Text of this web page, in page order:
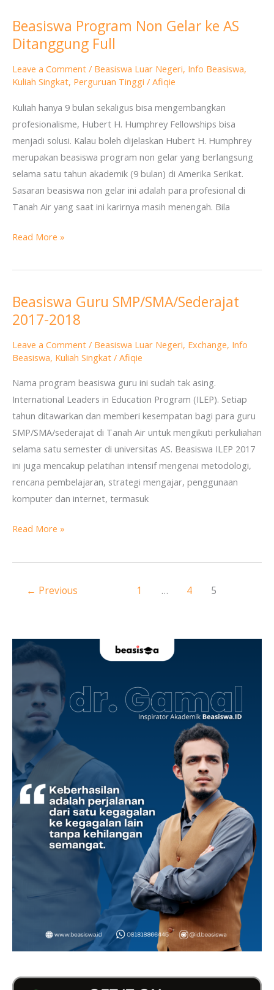
Beasiswa Program Non Gelar ke AS
Ditanggung Full
Leave a Comment / Beasiswa Luar Negeri, Info Beasiswa,
Kuliah Singkat, Perguruan Tinggi / Afiqie
Kuliah hanya 9 bulan sekaligus bisa mengembangkan
profesionalisme, Hubert H. Humphrey Fellowships bisa
menjadi solusi. Kalau boleh dijelaskan Hubert H. Humphrey
merupakan beasiswa program non gelar yang berlangsung
selama satu tahun akademik (9 bulan) di Amerika Serikat.
Sasaran beasiswa non gelar ini adalah para profesional di
Tanah Air yang saat ini karirnya masih menengah. Bila
Beasiswa
Program
Gelar
AS
Ditanggung
Full
Read More »
Beasiswa Guru SMP/SMA/Sederajat
2017-2018
Leave a Comment / Beasiswa Luar Negeri, Exchange, Info
Beasiswa, Kuliah Singkat / Afiqie
Nama program beasiswa guru ini sudah tak asing.
International Leaders in Education Program (ILEP). Setiap
tahun ditawarkan dan memberi kesempatan bagi para guru
SMP/SMA/sederajat di Tanah Air untuk mengikuti perkuliahan
selama satu semester di universitas AS. Beasiswa ILEP 2017
ini juga mencakup pelatihan intensif mengenai metodologi,
rencana pembelajaran, strategi mengajar, penggunaan
komputer dan internet, termasuk
Beasiswa
Guru
2017-
Read More »
← Previous 1 … 4 5